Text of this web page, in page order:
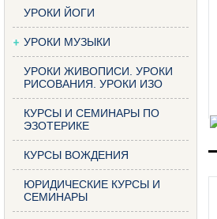
УРОКИ ЙОГИ
УРОКИ МУЗЫКИ
УРОКИ ЖИВОПИСИ. УРОКИ
РИСОВАНИЯ. УРОКИ ИЗО
КУРСЫ И СЕМИНАРЫ ПО
ЭЗОТЕРИКЕ
КУРСЫ ВОЖДЕНИЯ
ЮРИДИЧЕСКИЕ КУРСЫ И
СЕМИНАРЫ